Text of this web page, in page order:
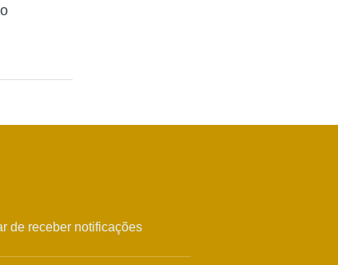
de receber notificações